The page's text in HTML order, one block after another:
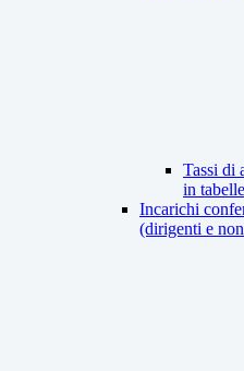
Tassi di
in
Incarichi
(dirigenti e